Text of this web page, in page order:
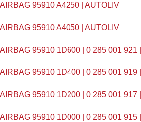
95910 A4250 | AUTOLIV
95910 A4050 | AUTOLIV
95910 1D600 | 0 285 001 921
95910 1D400 | 0 285 001 919
95910 1D200 | 0 285 001 917
95910 1D000 | 0 285 001 915